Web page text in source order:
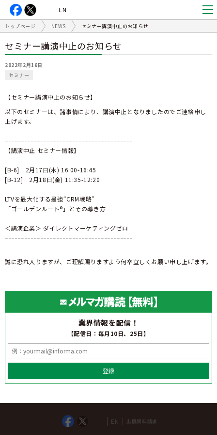
EN
トップページ NEWS セミナー講演中止のお知らせ
セミナー講演中止のお知らせ
2022年2月16日
セミナー
【セミナー講演中止のお知らせ】
以下のセミナーは、諸事情により、講演中止となりましたのでご連絡申し
上げます。
ｰｰｰｰｰｰｰｰｰｰｰｰｰｰｰｰｰｰｰｰｰｰｰｰｰｰｰｰｰｰｰｰｰｰｰｰｰｰｰｰ
【講演中止 セミナー情報】
[B-6] 2月17日(木) 16:00-16:45
[B-12] 2月18日(金) 11:35-12:20
LTVを最大化する最強“CRM戦略”
「ゴールデンルート®」とその導き方
＜講演企業＞ ダイレクトマーケティングゼロ
ｰｰｰｰｰｰｰｰｰｰｰｰｰｰｰｰｰｰｰｰｰｰｰｰｰｰｰｰｰｰｰｰｰｰｰｰｰｰｰｰ
誠に恐れ入りますが、ご理解賜りますよう何卒宜しくお願い申し上げます。
業界情報を配信！
【配信日：毎月10日、25日】
登録
EN 出展資料請求